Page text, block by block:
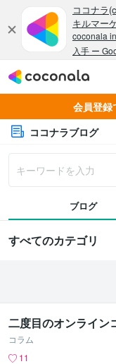
会員登録
ココナラブログ
ブログ
すべてのカテゴリ
二度目のオンライン
コラム
11